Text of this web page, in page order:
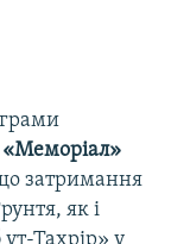
«Меморіал»
затримання
як і
ут-Тахрір» у